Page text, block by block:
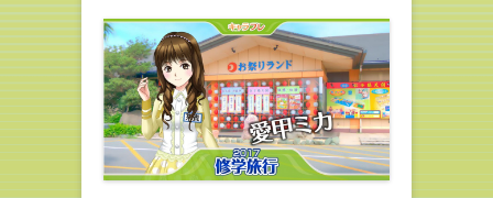
r
で
共
有
(
新
し
い
ウ
ィ
ン
ド
ウ
で
る
に
は
ク
リ
ッ
ク
し
て
く
だ
さ
い
(